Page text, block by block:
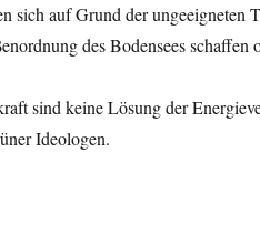
sich auf Grund der
des Bodensees schaffen
sind keine Lösung der
Ideologen.